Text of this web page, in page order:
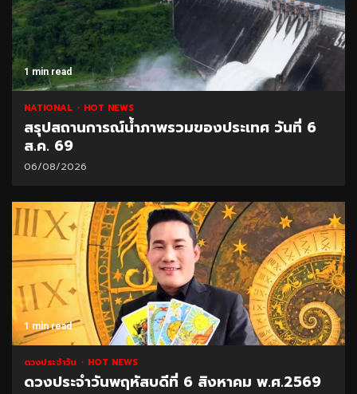
1 min read
NATIONAL HOT NEWS
สรุปสถานการณ์น้ำภาพรวมของประเทศ วันที่ 6
ส.ค. 69
06/08/2026
1 min read
ดวงประจำวัน HOT NEWS
ดวงประจำวันพฤหัสบดีที่ 6 สิงหาคม พ.ศ.2569